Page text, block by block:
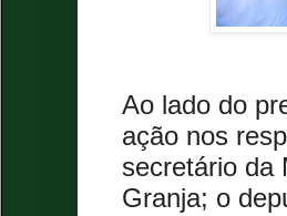
Ao lado do
ação nos
secretário da
Granja; o